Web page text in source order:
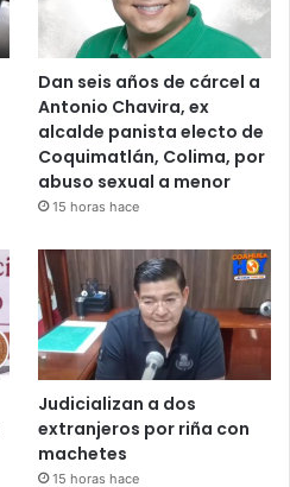
Dan seis años de cárcel a
Antonio Chavira, ex
alcalde panista electo de
Coquimatlán, Colima, por
abuso sexual a menor
15 horas hace
Judicializan a dos
extranjeros por riña con
machetes
15 horas hace